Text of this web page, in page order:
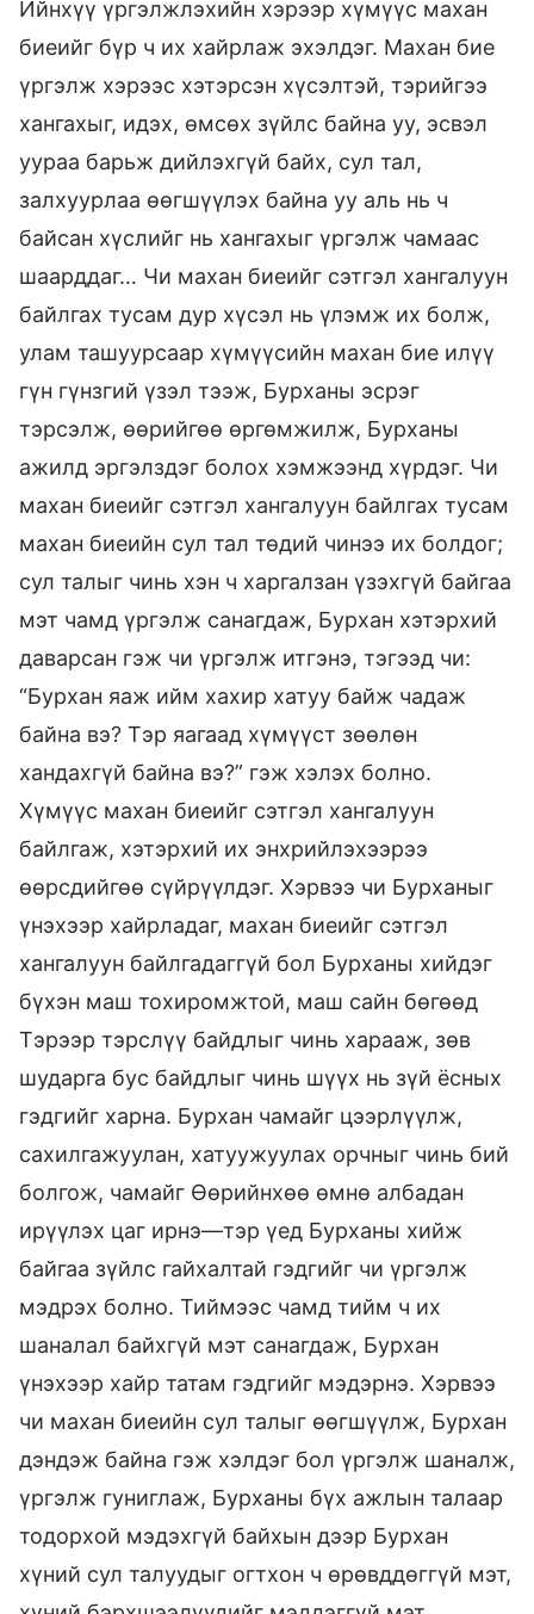
Ийнхүү үргэлжлэхийн хэрээр хүмүүс махан
биеийг бүр ч их хайрлаж эхэлдэг. Махан бие
үргэлж хэрээс хэтэрсэн хүсэлтэй, тэрийгээ
хангахыг, идэх, өмсөх зүйлс байна уу, эсвэл
уураа барьж дийлэхгүй байх, сул тал,
залхуурлаа өөгшүүлэх байна уу аль нь ч
байсан хүслийг нь хангахыг үргэлж чамаас
шаарддаг… Чи махан биеийг сэтгэл хангалуун
байлгах тусам дур хүсэл нь үлэмж их болж,
улам ташуурсаар хүмүүсийн махан бие илүү
гүн гүнзгий үзэл тээж, Бурханы эсрэг
тэрсэлж, өөрийгөө өргөмжилж, Бурханы
ажилд эргэлздэг болох хэмжээнд хүрдэг. Чи
махан биеийг сэтгэл хангалуун байлгах тусам
махан биеийн сул тал төдий чинээ их болдог;
сул талыг чинь хэн ч харгалзан үзэхгүй байгаа
мэт чамд үргэлж санагдаж, Бурхан хэтэрхий
даварсан гэж чи үргэлж итгэнэ, тэгээд чи:
“Бурхан яаж ийм хахир хатуу байж чадаж
байна вэ? Тэр яагаад хүмүүст зөөлөн
хандахгүй байна вэ?” гэж хэлэх болно.
Хүмүүс махан биеийг сэтгэл хангалуун
байлгаж, хэтэрхий их энхрийлэхээрээ
өөрсдийгөө сүйрүүлдэг. Хэрвээ чи Бурханыг
үнэхээр хайрладаг, махан биеийг сэтгэл
хангалуун байлгадаггүй бол Бурханы хийдэг
бүхэн маш тохиромжтой, маш сайн бөгөөд
Тэрээр тэрслүү байдлыг чинь харааж, зөв
шударга бус байдлыг чинь шүүх нь зүй ёсных
гэдгийг харна. Бурхан чамайг цээрлүүлж,
сахилгажуулан, хатуужуулах орчныг чинь бий
болгож, чамайг Өөрийнхөө өмнө албадан
ирүүлэх цаг ирнэ—тэр үед Бурханы хийж
байгаа зүйлс гайхалтай гэдгийг чи үргэлж
мэдрэх болно. Тиймээс чамд тийм ч их
шаналал байхгүй мэт санагдаж, Бурхан
үнэхээр хайр татам гэдгийг мэдэрнэ. Хэрвээ
чи махан биеийн сул талыг өөгшүүлж, Бурхан
дэндэж байна гэж хэлдэг бол үргэлж шаналж,
үргэлж гуниглаж, Бурханы бүх ажлын талаар
тодорхой мэдэхгүй байхын дээр Бурхан
хүний сул талуудыг огтхон ч өрөвддөггүй мэт,